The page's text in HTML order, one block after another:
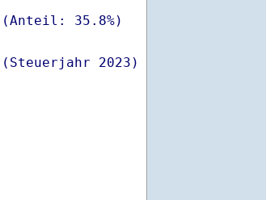
(Steuerjahr 2023)